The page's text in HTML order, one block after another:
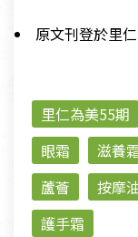
原文刊登於里
里仁為美55期
眼霜
滋養
蘆薈
按摩
護手霜